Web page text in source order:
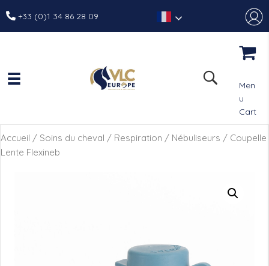
+33 (0)1 34 86 28 09
Men
u
Cart
Accueil / Soins du cheval / Respiration / Nébuliseurs / Coupelle
Lente Flexineb